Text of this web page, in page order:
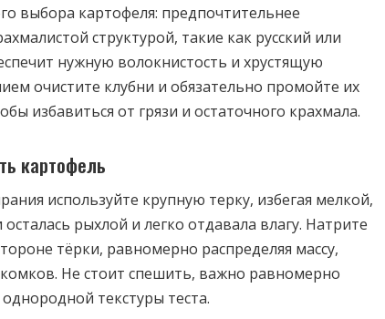
выбора картофеля: предпочтительнее
структурой, такие как русский или
нужную волокнистость и хрустящую
очистите клубни и обязательно промойте их
избавиться от грязи и остаточного крахмала.
картофель
используйте крупную терку, избегая мелкой,
рыхлой и легко отдавала влагу. Натрите
тёрки, равномерно распределяя массу,
Не стоит спешить, важно равномерно
текстуры теста.